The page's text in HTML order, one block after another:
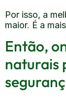
Por isso, a
maior. É a
Então,
naturais